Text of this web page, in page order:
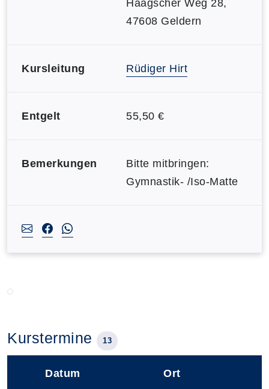
Haagscher Weg 28,
47608 Geldern
Kursleitung Rüdiger Hirt
Entgelt 55,50 €
Bemerkungen
Bitte mitbringen:
Gymnastik- /Iso-Matte
Kurstermine 13
Datum Ort